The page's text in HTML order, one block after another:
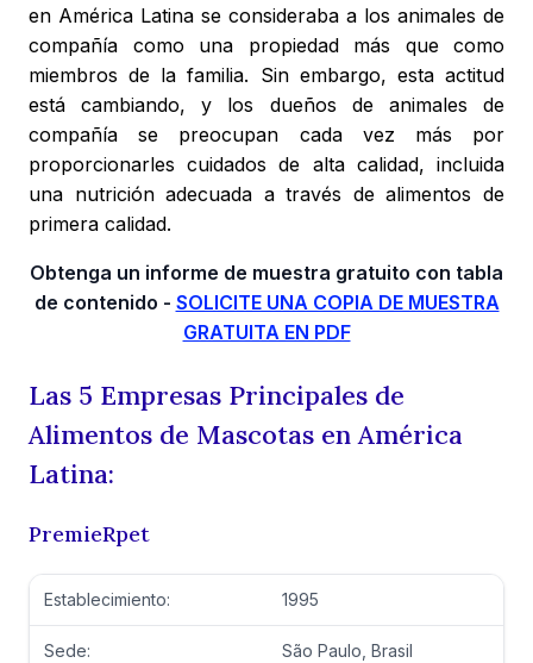
en América Latina se consideraba a los animales de
compañía como una propiedad más que como
miembros de la familia. Sin embargo, esta actitud
está cambiando, y los dueños de animales de
compañía se preocupan cada vez más por
proporcionarles cuidados de alta calidad, incluida
una nutrición adecuada a través de alimentos de
primera calidad.
Obtenga un informe de muestra gratuito con tabla
de contenido - SOLICITE UNA COPIA DE MUESTRA
GRATUITA EN PDF
Las 5 Empresas Principales de
Alimentos de Mascotas en América
Latina:
PremieRpet
Establecimiento: 1995
Sede: São Paulo, Brasil